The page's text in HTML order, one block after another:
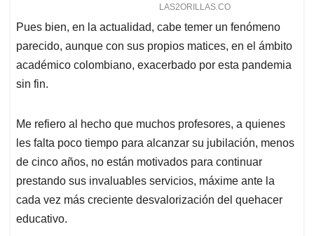
Pues bien, en la actualidad, cabe temer un fenómeno
parecido, aunque con sus propios matices, en el ámbito
académico colombiano, exacerbado por esta pandemia
sin fin.
Me refiero al hecho que muchos profesores, a quienes
les falta poco tiempo para alcanzar su jubilación, menos
de cinco años, no están motivados para continuar
prestando sus invaluables servicios, máxime ante la
cada vez más creciente desvalorización del quehacer
educativo.